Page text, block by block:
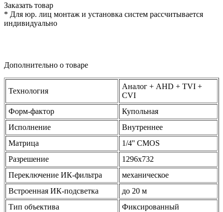
Заказать товар
* Для юр. лиц монтаж и установка систем рассчитывается
индивидуально
Дополнительно о товаре
Технология
Аналог + AHD + TVI +
CVI
Форм-фактор
Купольная
Исполнение
Внутреннее
Матрица
1/4'' CMOS
Разрешение
1296x732
Переключение ИК-фильтра
механическое
Встроенная ИК-подсветка
до 20 м
Тип объектива
Фиксированный